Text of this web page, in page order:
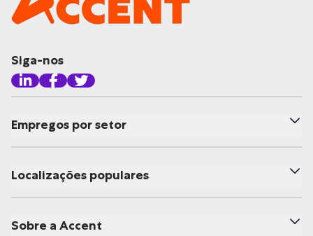
Siga-nos
Empregos por setor
Localizações populares
Sobre a Accent